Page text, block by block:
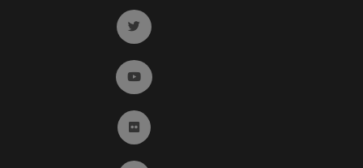
Ir a twitter (abre en ventana nueva)
Ir a YouTube (abre en ventana nueva)
Ir a Flickr (abre en ventana nueva)